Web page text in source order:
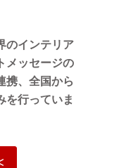
のインテリア
メッセージの
携、全国から
を行っていま